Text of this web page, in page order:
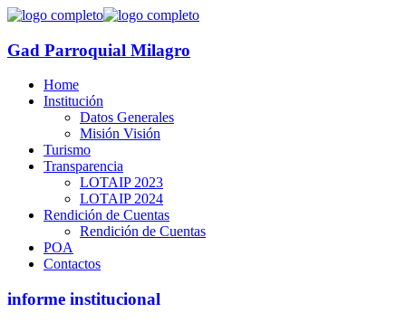
Gad Parroquial Milagro
Home
Institución
Datos Generales
Misión Visión
Turismo
Transparencia
LOTAIP 2023
LOTAIP 2024
Rendición de Cuentas
Rendición de Cuentas
POA
Contactos
informe institucional